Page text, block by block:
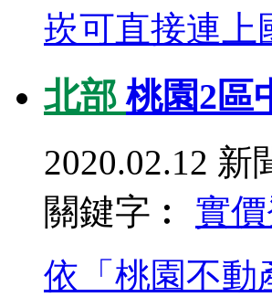
崁可直接連上
北部桃園2區
2020.02.12 新
關鍵字︰ 實
依「桃園不動